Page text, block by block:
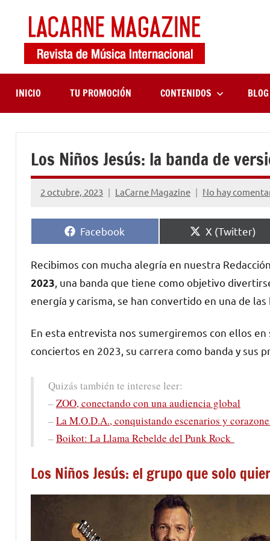
contenido
música
INICIO TU PROMOCIÓN CONTENIDOS BLOG
Los Niños Jesús: la banda de
2 octubre, 2023 LaCarne Magazine No hay
Compartir
en
Facebook
Compartir
en
X (Twitter)
Recibimos con mucha alegría en nuestra
2023 , una banda que tiene como objetivo
energía y carisma, se han convertido en una de
En esta entrevista nos sumergiremos con ellos
conciertos en 2023, su carrera como banda y sus
Quizás también te interese leer:
–ZOO, conectando con una audiencia global
–La M.O.D.A., conquistando escenarios y
–Boikot: La Llama Rebelde del Punk Rock
Los Niños Jesús: el grupo que solo